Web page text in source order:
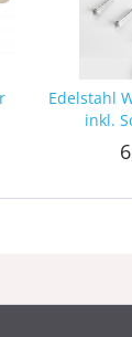
Edelstahl
inkl.